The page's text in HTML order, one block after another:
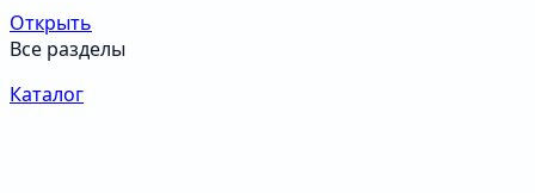
Открыть
Все разделы
Каталог